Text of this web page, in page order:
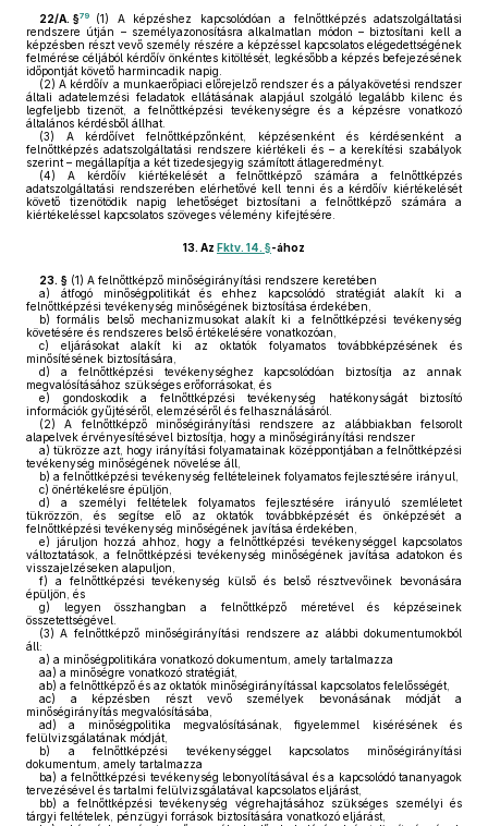
22/A. §79 (1)
A képzéshez kapcsolódóan a felnőttképzés adatszolgáltatási
rendszere útján – személyazonosításra alkalmatlan módon – biztosítani kell a
képzésben részt vevő személy részére a képzéssel kapcsolatos elégedettségének
felmérése céljából kérdőív önkéntes kitöltését, legkésőbb a képzés befejezésének
időpontját követő harmincadik napig.
(2) A kérdőív a munkaerőpiaci előrejelző rendszer és a pályakövetési rendszer
általi adatelemzési feladatok ellátásának alapjául szolgáló legalább kilenc és
legfeljebb tizenöt, a felnőttképzési tevékenységre és a képzésre vonatkozó
általános kérdésből állhat.
(3) A kérdőívet felnőttképzőnként, képzésenként és kérdésenként a
felnőttképzés adatszolgáltatási rendszere kiértékeli és – a kerekítési szabályok
szerint – megállapítja a két tizedesjegyig számított átlageredményt.
(4) A kérdőív kiértékelését a felnőttképző számára a felnőttképzés
adatszolgáltatási rendszerében elérhetővé kell tenni és a kérdőív kiértékelését
követő tizenötödik napig lehetőséget biztosítani a felnőttképző számára a
kiértékeléssel kapcsolatos szöveges vélemény kifejtésére.
13. Az Fktv. 14. §-ához
23. § (1) A felnőttképző minőségirányítási rendszere keretében
a) átfogó minőségpolitikát és ehhez kapcsolódó stratégiát alakít ki a
felnőttképzési tevékenység minőségének biztosítása érdekében,
b) formális belső mechanizmusokat alakít ki a felnőttképzési tevékenység
követésére és rendszeres belső értékelésére vonatkozóan,
c) eljárásokat alakít ki az oktatók folyamatos továbbképzésének és
minősítésének biztosítására,
d) a felnőttképzési tevékenységhez kapcsolódóan biztosítja az annak
megvalósításához szükséges erőforrásokat, és
e) gondoskodik a felnőttképzési tevékenység hatékonyságát biztosító
információk gyűjtéséről, elemzéséről és felhasználásáról.
(2) A felnőttképző minőségirányítási rendszere az alábbiakban felsorolt
alapelvek érvényesítésével biztosítja, hogy a minőségirányítási rendszer
a) tükrözze azt, hogy irányítási folyamatainak középpontjában a felnőttképzési
tevékenység minőségének növelése áll,
b) a felnőttképzési tevékenység feltételeinek folyamatos fejlesztésére irányul,
c) önértékelésre épüljön,
d) a személyi feltételek folyamatos fejlesztésére irányuló szemléletet
tükrözzön, és segítse elő az oktatók továbbképzését és önképzését a
felnőttképzési tevékenység minőségének javítása érdekében,
e) járuljon hozzá ahhoz, hogy a felnőttképzési tevékenységgel kapcsolatos
változtatások, a felnőttképzési tevékenység minőségének javítása adatokon és
visszajelzéseken alapuljon,
f) a felnőttképzési tevékenység külső és belső résztvevőinek bevonására
épüljön, és
g) legyen összhangban a felnőttképző méretével és képzéseinek
összetettségével.
(3) A felnőttképző minőségirányítási rendszere az alábbi dokumentumokból
áll:
a) a minőségpolitikára vonatkozó dokumentum, amely tartalmazza
aa) a minőségre vonatkozó stratégiát,
ab) a felnőttképző és az oktatók minőségirányítással kapcsolatos felelősségét,
ac) a képzésben részt vevő személyek bevonásának módját a
minőségirányítás megvalósításába,
ad) a minőségpolitika megvalósításának, figyelemmel kisérésének és
felülvizsgálatának módját,
b) a felnőttképzési tevékenységgel kapcsolatos minőségirányítási
dokumentum, amely tartalmazza
ba) a felnőttképzési tevékenység lebonyolításával és a kapcsolódó tananyagok
tervezésével és tartalmi felülvizsgálatával kapcsolatos eljárást,
bb) a felnőttképzési tevékenység végrehajtásához szükséges személyi és
tárgyi feltételek, pénzügyi források biztosítására vonatkozó eljárást,